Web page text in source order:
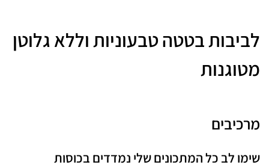
לביבות בטטה טבעוניות וללא גלוטן
מטוגנות
מרכיבים
שימו לב כל המתכונים שלי נמדדים בכוסות